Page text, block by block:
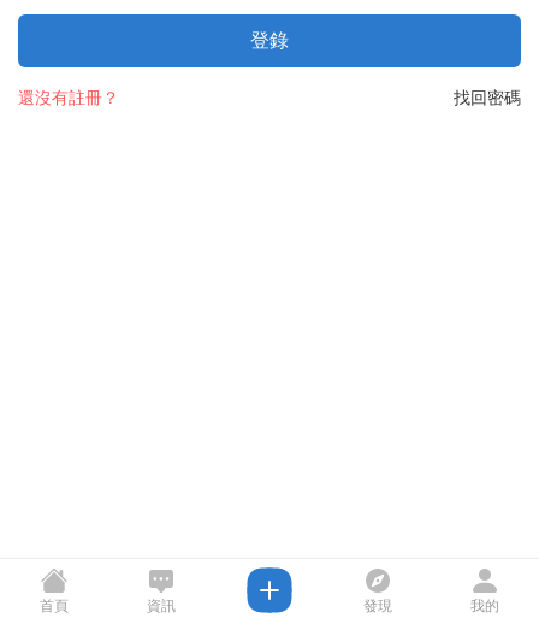
登錄
找回密碼
還沒有註冊？
首頁 資訊 發現 我的